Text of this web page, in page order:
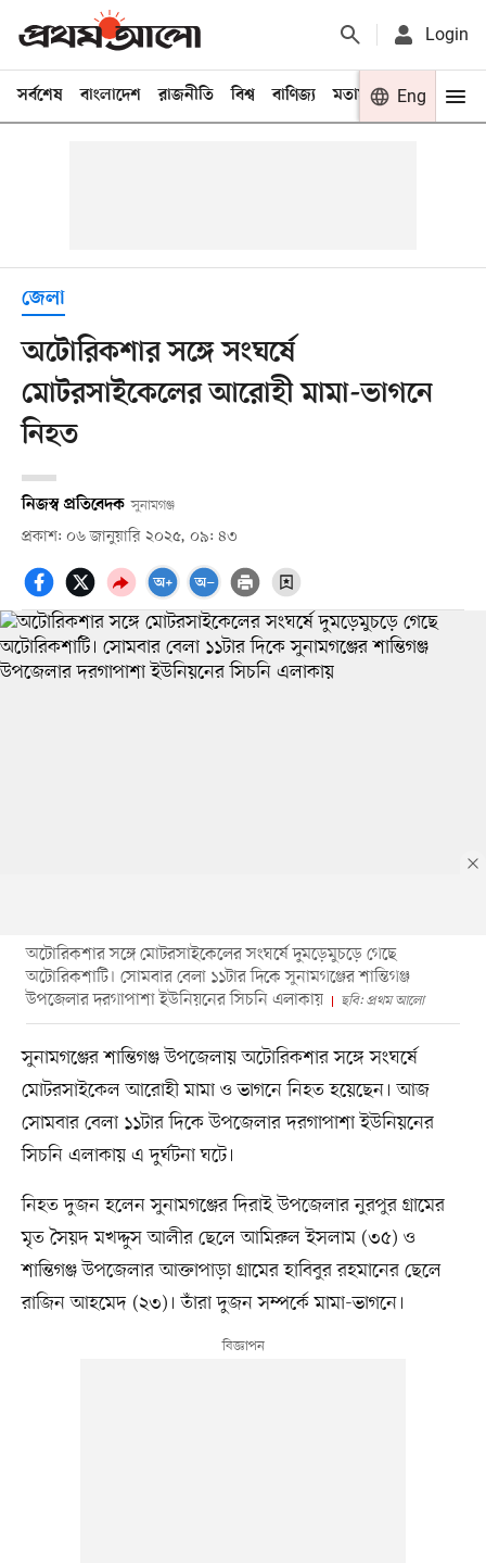
Login
সর্বশেষ বাংলাদেশ রাজনীতি বিশ্ব বাণিজ্য মতামত খেলা
Eng
জেলা
অটোরিকশার সঙ্গে সংঘর্ষে
মোটরসাইকেলের আরোহী মামা-ভাগনে
নিহত
নিজস্ব প্রতিবেদক সুনামগঞ্জ
প্রকাশ: ০৬ জানুয়ারি ২০২৫, ০৯: ৪৩
অটোরিকশার সঙ্গে মোটরসাইকেলের সংঘর্ষে দুমড়েমুচড়ে গেছে
অটোরিকশাটি। সোমবার বেলা ১১টার দিকে সুনামগঞ্জের শান্তিগঞ্জ
উপজেলার দরগাপাশা ইউনিয়নের সিচনি এলাকায়
ছবি: প্রথম আলো
সুনামগঞ্জের শান্তিগঞ্জ উপজেলায় অটোরিকশার সঙ্গে সংঘর্ষে
মোটরসাইকেল আরোহী মামা ও ভাগনে নিহত হয়েছেন। আজ
সোমবার বেলা ১১টার দিকে উপজেলার দরগাপাশা ইউনিয়নের
সিচনি এলাকায় এ দুর্ঘটনা ঘটে।
নিহত দুজন হলেন সুনামগঞ্জের দিরাই উপজেলার নুরপুর গ্রামের
মৃত সৈয়দ মখদ্দুস আলীর ছেলে আমিরুল ইসলাম (৩৫) ও
শান্তিগঞ্জ উপজেলার আক্তাপাড়া গ্রামের হাবিবুর রহমানের ছেলে
রাজিন আহমেদ (২৩)। তাঁরা দুজন সম্পর্কে মামা-ভাগনে।